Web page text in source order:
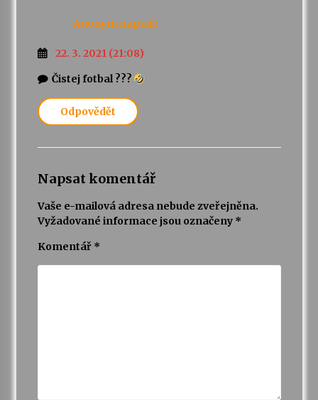
Anonym napsal:
22. 3. 2021 (21:08)
Čistej fotbal ???
Odpovědět
Napsat komentář
Vaše e-mailová adresa nebude zveřejněna.
Vyžadované informace jsou označeny *
Komentář *